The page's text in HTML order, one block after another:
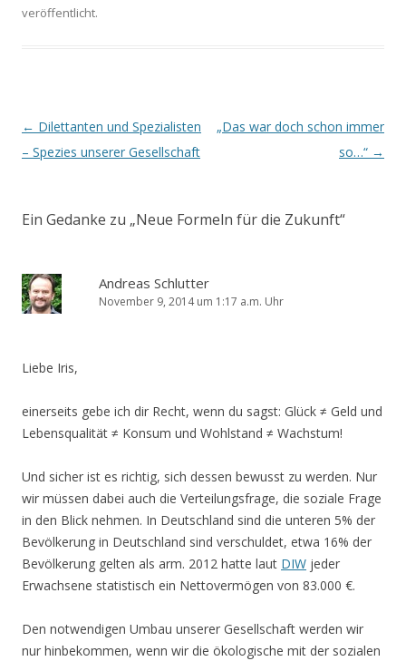
veröffentlicht.
Beitrags-
Navigation
← Dilettanten und Spezialisten
– Spezies unserer Gesellschaft
„Das war doch schon immer
so…“ →
Ein Gedanke zu „Neue Formeln für die Zukunft“
Andreas Schlutter
November 9, 2014 um 1:17 a.m. Uhr
Liebe Iris,
einerseits gebe ich dir Recht, wenn du sagst: Glück ≠ Geld und
Lebensqualität ≠ Konsum und Wohlstand ≠ Wachstum!
Und sicher ist es richtig, sich dessen bewusst zu werden. Nur
wir müssen dabei auch die Verteilungsfrage, die soziale Frage
in den Blick nehmen. In Deutschland sind die unteren 5% der
Bevölkerung in Deutschland sind verschuldet, etwa 16% der
Bevölkerung gelten als arm. 2012 hatte laut DIW jeder
Erwachsene statistisch ein Nettovermögen von 83.000 €.
Den notwendigen Umbau unserer Gesellschaft werden wir
nur hinbekommen, wenn wir die ökologische mit der sozialen